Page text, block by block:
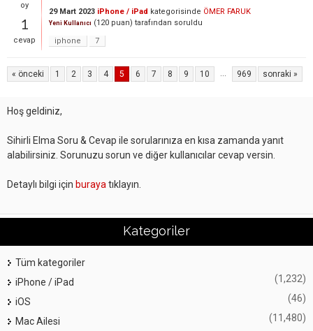
oy
1
cevap
29 Mart 2023 iPhone / iPad kategorisinde ÖMER FARUK
Yeni Kullanıcı (120 puan) tarafından soruldu
iphone
7
« önceki 1 2 3 4 5 6 7 8 9 10 ... 969 sonraki »
Hoş geldiniz,
Sihirli Elma Soru & Cevap ile sorularınıza en kısa zamanda yanıt
alabilirsiniz. Sorunuzu sorun ve diğer kullanıcılar cevap versin.
Detaylı bilgi için buraya tıklayın.
Kategoriler
Tüm kategoriler
iPhone / iPad
(1,232)
iOS (46)
Mac Ailesi (11,480)